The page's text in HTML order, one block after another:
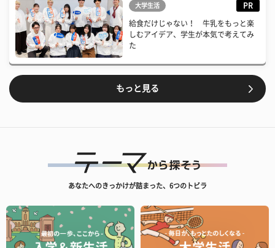
大学生活 PR
給食だけじゃない！ 牛乳をもっと楽
しむアイデア、学生が本気で考えてみ
た
もっと見る
あなたへのきっかけが詰まった、6つのトビラ